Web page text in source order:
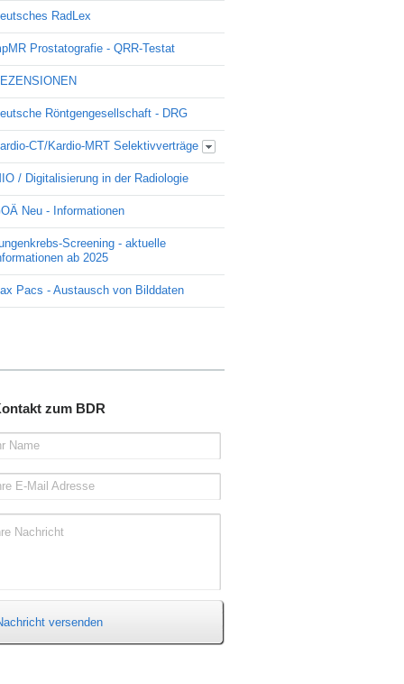
RadLex
Prostatografie - QRR-Testat
Röntgengesellschaft - DRG
CT/Kardio-MRT Selektivverträge
/ Digitalisierung in der Radiologie
Neu - Informationen
Screening - aktuelle
ab 2025
Pacs - Austausch von Bilddaten
zum BDR
Name
E-Mail Adresse
Nachricht
versenden